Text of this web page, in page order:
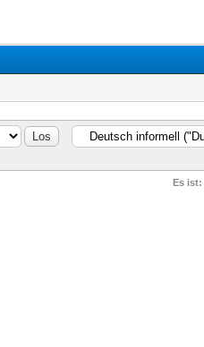
Es ist: